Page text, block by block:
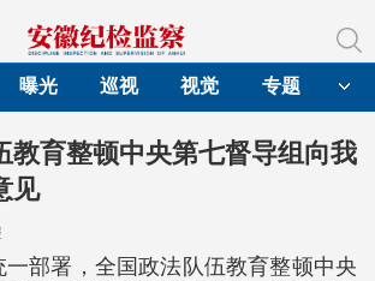
曝光 巡视 视觉 专题
教育整顿中央第七督导组向我
见
一部署，全国政法队伍教育整顿中央